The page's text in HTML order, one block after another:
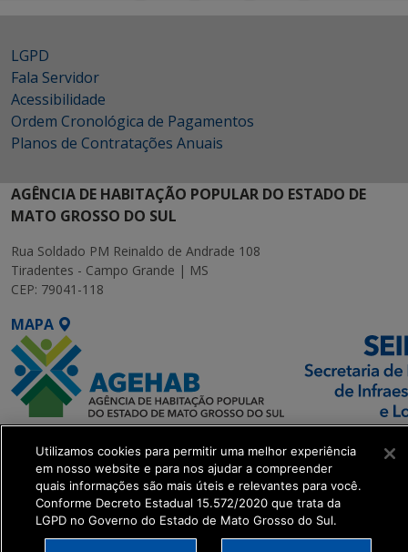
LGPD
Fala Servidor
Acessibilidade
Ordem Cronológica de Pagamentos
Planos de Contratações Anuais
AGÊNCIA DE HABITAÇÃO POPULAR DO ESTADO DE
MATO GROSSO DO SUL
Rua Soldado PM Reinaldo de Andrade 108
Tiradentes - Campo Grande | MS
CEP: 79041-118
MAPA
SETDIG | Secretaria-
Executiva de
Transformação Digital
get_footer();
Utilizamos cookies para permitir uma melhor experiência
em nosso website e para nos ajudar a compreender
quais informações são mais úteis e relevantes para você.
Conforme Decreto Estadual 15.572/2020 que trata da
LGPD no Governo do Estado de Mato Grosso do Sul.